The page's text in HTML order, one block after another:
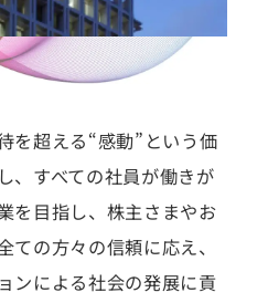
を超える“感動”という価
、すべての社員が働きが
を目指し、株主さまやお
の方々の信頼に応え、
ンによる社会の発展に貢